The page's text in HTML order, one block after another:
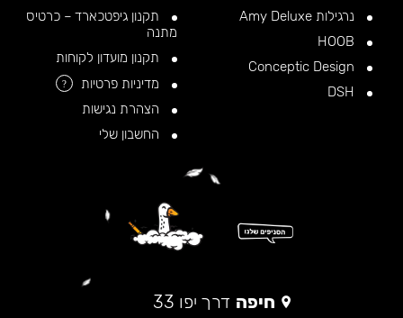
נרגילות Amy Deluxe
תקנון גיפטכארד – כרטיס
מתנה
תקנון מועדון לקוחות
מדיניות פרטיות
?
הצהרת נגישות
החשבון שלי
חיפה דרך יפו 33